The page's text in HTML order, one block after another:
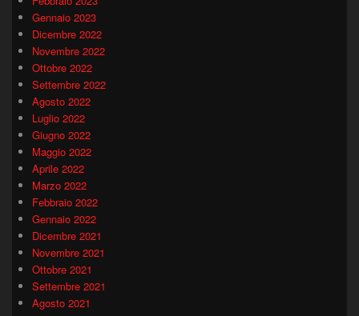
Gennaio 2023
Dicembre 2022
Novembre 2022
Ottobre 2022
Settembre 2022
Agosto 2022
Luglio 2022
Giugno 2022
Maggio 2022
Aprile 2022
Marzo 2022
Febbraio 2022
Gennaio 2022
Dicembre 2021
Novembre 2021
Ottobre 2021
Settembre 2021
Agosto 2021